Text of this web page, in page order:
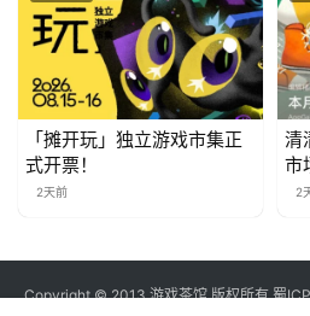
站
中
文
(
)
「摊开玩」独立游戏市集正
式开票！
2天前
清
市
2
Copyright © 2013 游戏茶馆 版权所有蜀